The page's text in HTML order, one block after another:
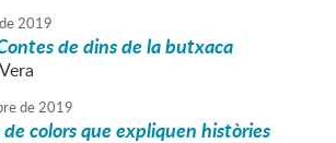
de2019
de dins de la butxaca
de2019
de colors que expliquen històries